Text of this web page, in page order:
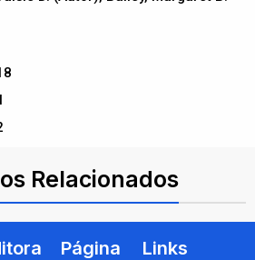
Relacionados
Página Links